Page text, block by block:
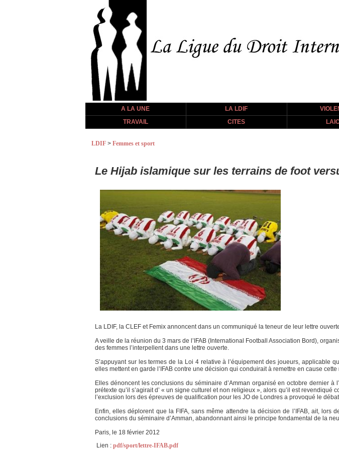
A LA UNE LA LDIF
TRAVAIL
CITES
LDIF > Femmes et sport
Le Hijab islamique sur les terrains de foot
La LDIF, la CLEF et Femix annoncent dans un communiqué la teneur de leur lettre
A veille de la réunion du 3 mars de l’IFAB (International Football Association Bord),
des femmes l’interpellent dans une lettre ouverte.
S’appuyant sur les termes de la Loi 4 relative à l’équipement des joueurs,
elles mettent en garde l’IFAB contre une décision qui conduirait à remettre en cause cette
Elles dénoncent les conclusions du séminaire d’Amman organisé en octobre dernier
prétexte qu’il s’agirait d’ « un signe culturel et non religieux », alors qu’il est
l’exclusion lors des épreuves de qualification pour les JO de Londres a provoqué le
Enfin, elles déplorent que la FIFA, sans même attendre la décision de l’IFAB, ait,
conclusions du séminaire d’Amman, abandonnant ainsi le principe fondamental de la
Paris, le 18 février 2012
Lien : pdf/sport/lettre-IFAB.pdf